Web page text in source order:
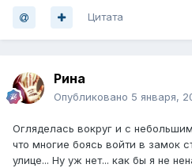
Цитата
Рина
Опубликовано 5 января,
Огляделась вокруг и с
что многие боясь войти в замок
улице... Ну уж нет... как бы я не